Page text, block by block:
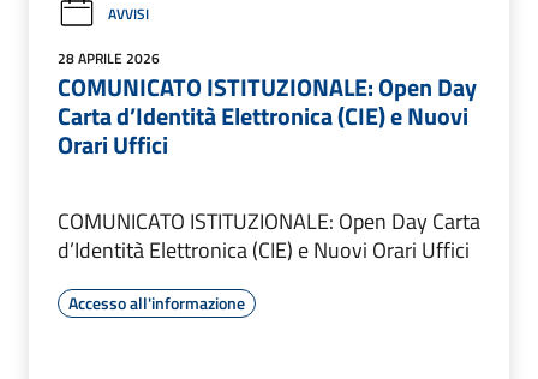
AVVISI
28 APRILE 2026
COMUNICATO ISTITUZIONALE: Open Day
Carta d’Identità Elettronica (CIE) e Nuovi
Orari Uffici
COMUNICATO ISTITUZIONALE: Open Day Carta
d’Identità Elettronica (CIE) e Nuovi Orari Uffici
Accesso all'informazione